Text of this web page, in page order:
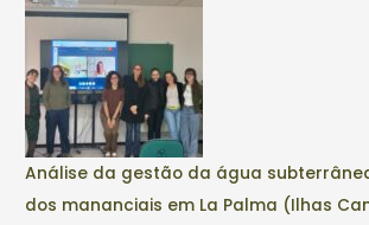
Análise da gestão da água
dos mananciais em La Palma (Ilhas